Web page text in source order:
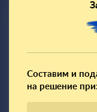
Составим и
на решение